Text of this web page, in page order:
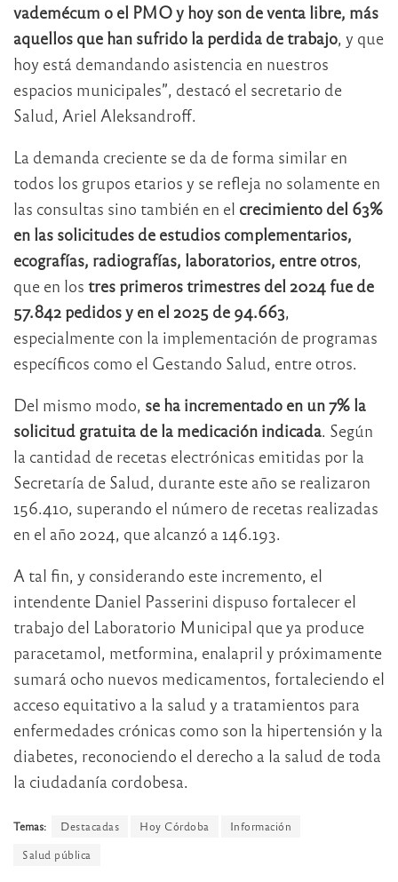
vademécum o el PMO y hoy son de venta libre, más
aquellos que han sufrido la perdida de trabajo, y que
hoy está demandando asistencia en nuestros
espacios municipales”, destacó el secretario de
Salud, Ariel Aleksandroff.
La demanda creciente se da de forma similar en
todos los grupos etarios y se refleja no solamente en
las consultas sino también en el crecimiento del 63%
en las solicitudes de estudios complementarios,
ecografías, radiografías, laboratorios, entre otros,
que en los tres primeros trimestres del 2024 fue de
57.842 pedidos y en el 2025 de 94.663,
especialmente con la implementación de programas
específicos como el Gestando Salud, entre otros.
Del mismo modo, se ha incrementado en un 7% la
solicitud gratuita de la medicación indicada. Según
la cantidad de recetas electrónicas emitidas por la
Secretaría de Salud, durante este año se realizaron
156.410, superando el número de recetas realizadas
en el año 2024, que alcanzó a 146.193.
A tal fin, y considerando este incremento, el
intendente Daniel Passerini dispuso fortalecer el
trabajo del Laboratorio Municipal que ya produce
paracetamol, metformina, enalapril y próximamente
sumará ocho nuevos medicamentos, fortaleciendo el
acceso equitativo a la salud y a tratamientos para
enfermedades crónicas como son la hipertensión y la
diabetes, reconociendo el derecho a la salud de toda
la ciudadanía cordobesa.
Temas: Destacadas Hoy Córdoba
Información
Salud pública